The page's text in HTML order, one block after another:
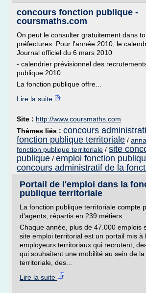
concours fonction publique -
coursmaths.com
On peut le consulter gratuitement dans
préfectures. Pour l'année 2010, le
Journal officiel du 6 mars 2010
- calendrier prévisionnel des
publique 2010
La fonction publique offre...
Lire la suite
Site : http://www.coursmaths.com
Thèmes liés : concours
fonction publique territoriale /
fonction publique territoriale / site
publique / emploi fonction
concours administratif de la
Portail de l'emploi dans la
publique territoriale
La fonction publique territoriale compte
d'agents, répartis en 239 métiers.
Chaque année, plus de 47.000 emplois
site emploi territorial est un portail mis à
employeurs territoriaux qui recrutent,
qui souhaitent une mobilité au sein de
territoriale, des...
Lire la suite